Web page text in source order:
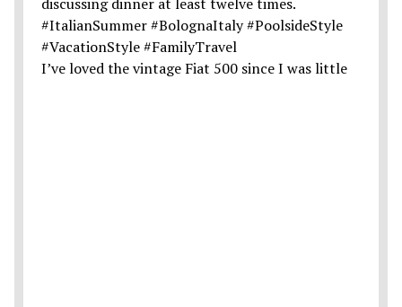
I’ve loved the vintage Fiat 500 since I was little